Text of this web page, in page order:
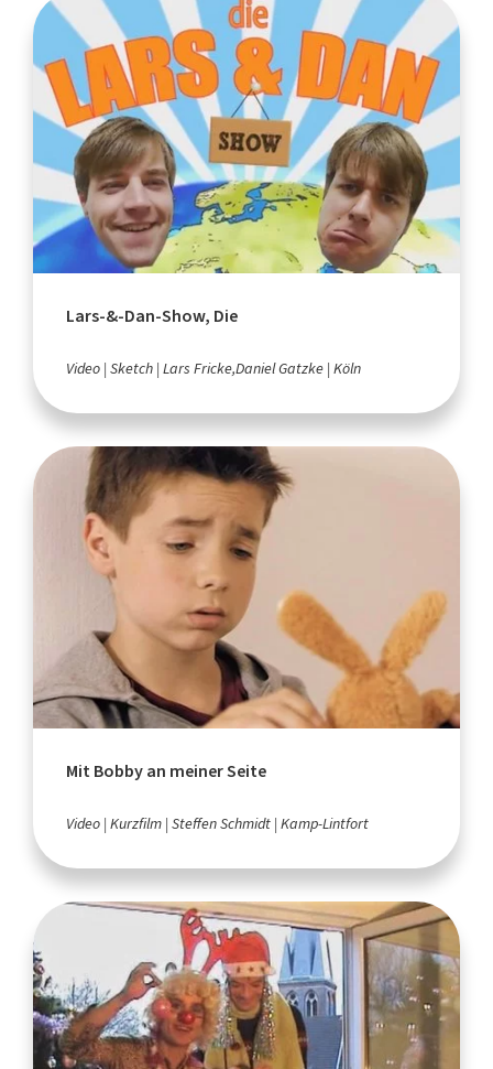
Lars-&-Dan-Show, Die
Video Sketch Lars Fricke,Daniel Gatzke Köln
Mit Bobby an meiner Seite
Video Kurzfilm Steffen Schmidt Kamp-Lintfort